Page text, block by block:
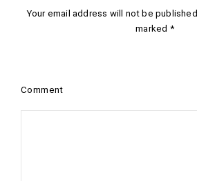
Your email address will not be published.
marked *
Comment